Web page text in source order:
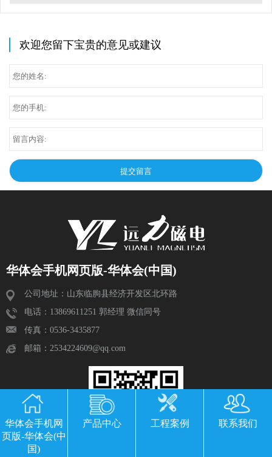
欢迎您留下宝贵的意见或建议
华体会手机网页版-华体会(中国)
公司地址：山东临朐县经济开发区北环路
电话：13869611251 郭经理 微信同号
传真：0536-3435877
邮箱：2534224609@qq.com
华体会手机网
页版-华体会(中
国)
产品中心 工程案例 联系我们